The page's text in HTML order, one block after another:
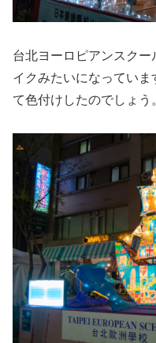
台北ヨーロピアンスク
イクみたいになってい
て色付けしたのでしょう